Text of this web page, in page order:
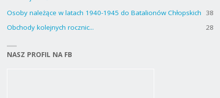
Osoby należące w latach 1940-1945 do Batalionów Chłopskich
38
Obchody kolejnych rocznic...
28
NASZ PROFIL NA FB